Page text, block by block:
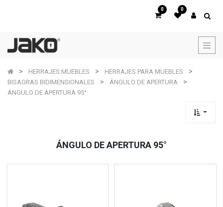
0 0
HERRAJES MUEBLES
HERRAJES PARA MUEBLES
BISAGRAS BIDIMENSIONALES
ÁNGULO DE APERTURA
ÁNGULO DE APERTURA 95°
ÁNGULO DE APERTURA 95°